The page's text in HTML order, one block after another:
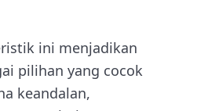
ini menjadikan
pilihan yang cocok
keandalan,